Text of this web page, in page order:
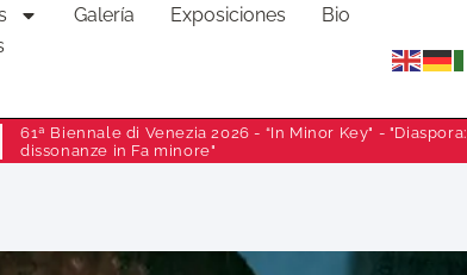
Galería Exposiciones
Bio
61ª Biennale di Venezia 2026 - “In Minor Key" - "Diaspora:
dissonanze in Fa minore"